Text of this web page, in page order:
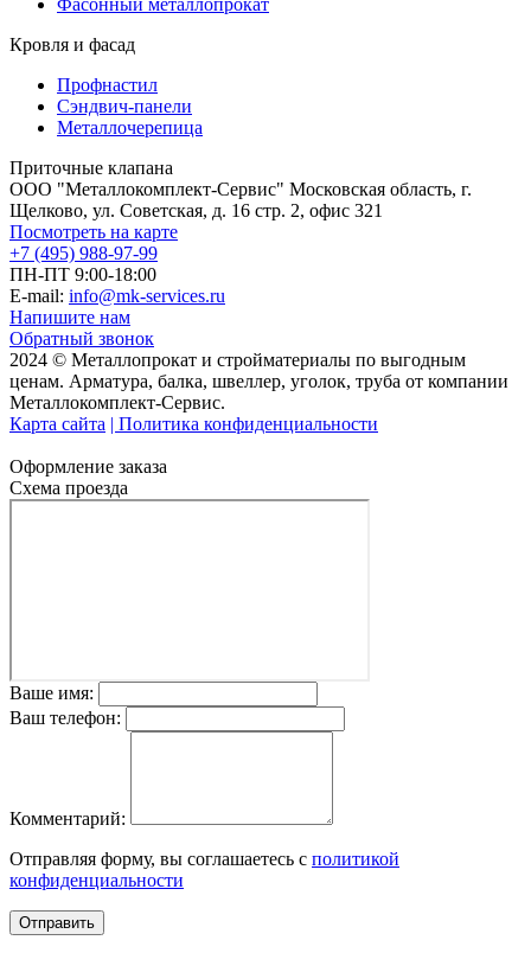
Фасонный металлопрокат
Кровля и фасад
Профнастил
Сэндвич-панели
Металлочерепица
Приточные клапана
ООО "Металлокомплект-Сервис" Московская область, г.
Щелково, ул. Советская, д. 16 стр. 2, офис 321
Посмотреть на карте
+7 (495) 988-97-99
ПН-ПТ 9:00-18:00
E-mail: info@mk-services.ru
Напишите нам
Обратный звонок
2024 © Металлопрокат и стройматериалы по выгодным
ценам. Арматура, балка, швеллер, уголок, труба от компании
Металлокомплект-Сервис.
Карта сайта | Политика конфиденциальности
Оформление заказа
Схема проезда
Ваше имя:
Ваш телефон:
Комментарий:
Отправляя форму, вы соглашаетесь с политикой
конфиденциальности
Отправить